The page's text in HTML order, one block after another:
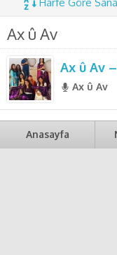
Ax û Av
Ax û Av
Ax û Av
Anasayfa